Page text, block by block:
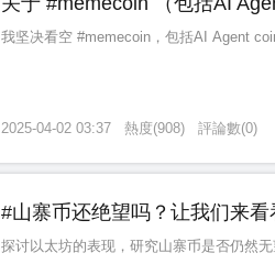
我坚决看空 #memecoin，包括AI Agent
2025-04-02 03:37 熱度(908) 評論數(0)
#山寨币还绝望吗？让我们来
探讨以太坊的表现，研究山寨币是否仍然无